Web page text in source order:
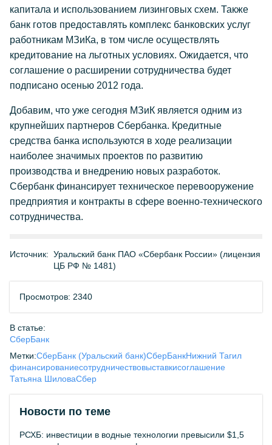
капитала и использованием лизинговых схем. Также
банк готов предоставлять комплекс банковских услуг
работникам МЗиКа, в том числе осуществлять
кредитование на льготных условиях. Ожидается, что
соглашение о расширении сотрудничества будет
подписано осенью 2012 года.
Добавим, что уже сегодня МЗиК является одним из
крупнейших партнеров Сбербанка. Кредитные
средства банка используются в ходе реализации
наиболее значимых проектов по развитию
производства и внедрению новых разработок.
Сбербанк финансирует техническое перевооружение
предприятия и контракты в сфере военно-технического
сотрудничества.
Источник: Уральский банк ПАО «Сбербанк России» (лицензия
ЦБ РФ № 1481)
Просмотров: 2340
В статье:
СберБанк
Метки:СберБанк (Уральский банк)СберБанкНижний Тагил
финансированиесотрудничествовыставкисоглашение
Татьяна ШиловаСбер
Новости по теме
РСХБ: инвестиции в водные технологии превысили $1,5